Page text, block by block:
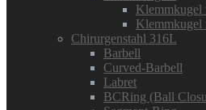
Klemmkugel
Klemmkugel
Chirurgenstahl 316L
Barbell
Curved-Barbell
Labret
BCRing (Ball